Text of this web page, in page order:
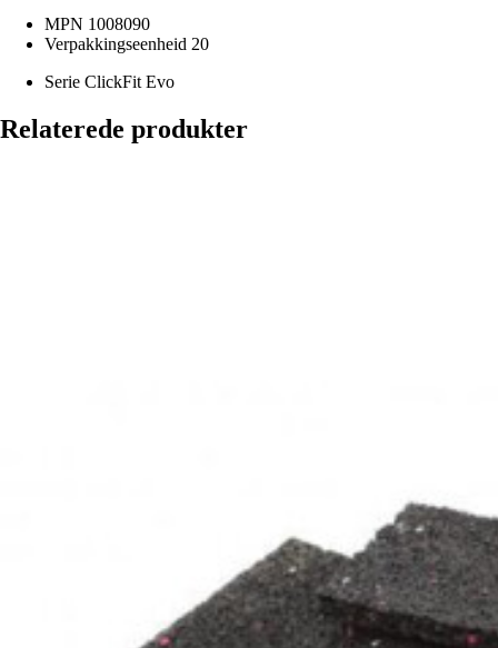
MPN 1008090
Verpakkingseenheid 20
Serie ClickFit Evo
Relaterede produkter